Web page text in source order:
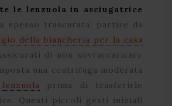
le lenzuola in asciugatrice
spesso trascurata: partire da
della biancheria per la casa
di non sovraccaricare
una centrifuga moderata
lenzuola prima di trasferirle
Questi piccoli gesti iniziali